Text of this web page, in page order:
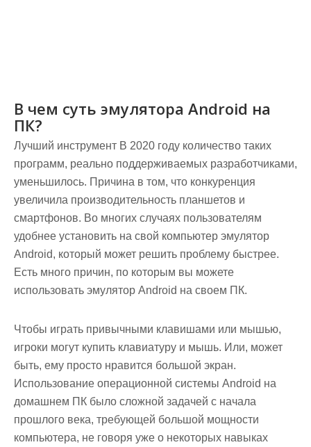
В чем суть эмулятора Android на
ПК?
Лучший инструмент В 2020 году количество таких
программ, реально поддерживаемых разработчиками,
уменьшилось. Причина в том, что конкуренция
увеличила производительность планшетов и
смартфонов. Во многих случаях пользователям
удобнее установить на свой компьютер эмулятор
Android, который может решить проблему быстрее.
Есть много причин, по которым вы можете
использовать эмулятор Android на своем ПК.
Чтобы играть привычными клавишами или мышью,
игроки могут купить клавиатуру и мышь. Или, может
быть, ему просто нравится большой экран.
Использование операционной системы Android на
домашнем ПК было сложной задачей с начала
прошлого века, требующей большой мощности
компьютера, не говоря уже о некоторых навыках